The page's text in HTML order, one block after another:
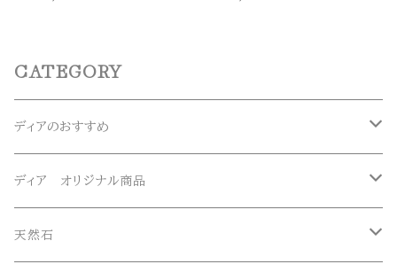
CATEGORY
ディアのおすすめ
ガネーシュヒマール産水晶
マニハール産水晶
ディア オリジナル商品
オリジナルブレスレット
天然石